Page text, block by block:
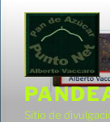
Saltar
contenido
Sitio de